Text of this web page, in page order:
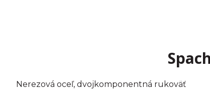
Nerezová oceľ, dvojkomponentná rukoväť